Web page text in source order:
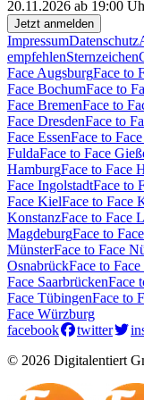
20.11.2026 ab 19:00
Jetzt anmelden
ImpressumDatenschutz
empfehlenSternzeichen
Face AugsburgFace to
Face BochumFace to
Face BremenFace to
Face DresdenFace to
Face EssenFace to
FuldaFace to Face
HamburgFace to Face
Face IngolstadtFace to
Face KielFace to Face
KonstanzFace to Face
MagdeburgFace to
MünsterFace to Face
OsnabrückFace to
Face SaarbrückenFace
Face TübingenFace to
Face Würzburg
facebook
twitter
© 2026 Digitalentiert